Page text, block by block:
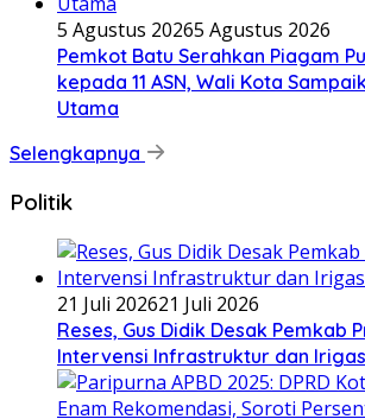
5 Agustus 20265 Agustus 2026
Pemkot Batu Serahkan Piagam
kepada 11 ASN, Wali Kota
Utama
Selengkapnya
Politik
21 Juli 202621 Juli 2026
Reses, Gus Didik Desak Pemkab
Intervensi Infrastruktur dan